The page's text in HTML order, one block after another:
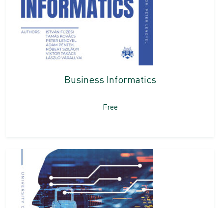
Business Informatics
Free